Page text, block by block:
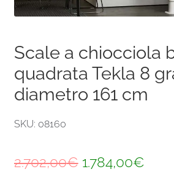
Scale a chiocciola
quadrata Tekla 8
diametro 161 cm
SKU: 08160
2.702,00€ Il
1.784,00€Il